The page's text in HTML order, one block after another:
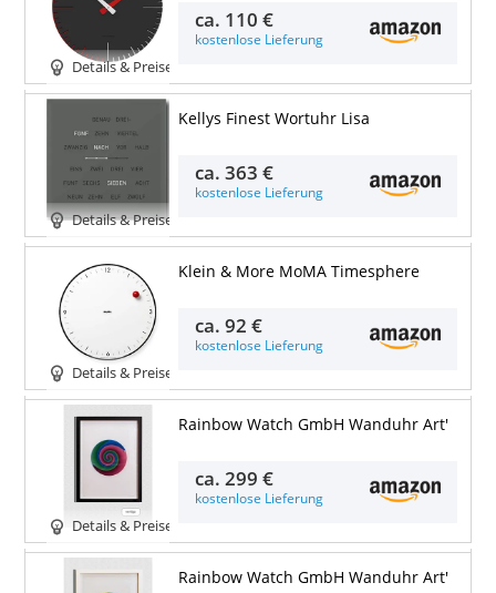
Details & Preise
ca. 110 €
kostenlose Lieferung
Details & Preise
Kellys Finest Wortuhr Lisa
ca.363 €
kostenlose Lieferung
Details & Preise
Klein & More MoMA Timesphere
ca.92 €
kostenlose Lieferung
Details & Preise
Rainbow Watch GmbH Wanduhr Art'
ca.299 €
kostenlose Lieferung
Rainbow Watch GmbH Wanduhr Art'